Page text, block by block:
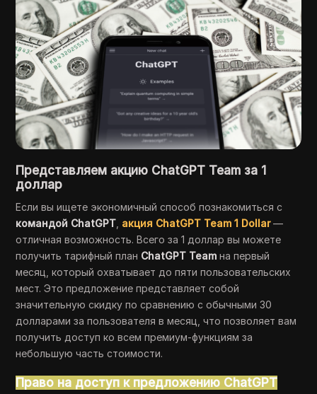
Представляем акцию ChatGPT Team за 1
доллар
Если вы ищете экономичный способ познакомиться с
командой ChatGPT акция ChatGPT Team 1 Dollar—
отличная возможность. Всего за 1 доллар вы можете
получить тарифный план ChatGPT Team на первый
месяц, который охватывает до пяти пользовательских
мест. Это предложение представляет собой
значительную скидку по сравнению с обычными 30
долларами за пользователя в месяц, что позволяет вам
получить доступ ко всем премиум-функциям за
небольшую часть стоимости.
Право на доступ к предложению ChatGPT